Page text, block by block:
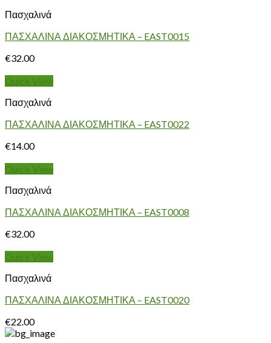
Πασχαλινά
ΠΑΣΧΑΛΙΝΑ ΔΙΑΚΟΣΜΗΤΙΚΑ – EAST0015
€32.00
Quick View
Πασχαλινά
ΠΑΣΧΑΛΙΝΑ ΔΙΑΚΟΣΜΗΤΙΚΑ – EAST0022
€14.00
Quick View
Πασχαλινά
ΠΑΣΧΑΛΙΝΑ ΔΙΑΚΟΣΜΗΤΙΚΑ – EAST0008
€32.00
Quick View
Πασχαλινά
ΠΑΣΧΑΛΙΝΑ ΔΙΑΚΟΣΜΗΤΙΚΑ – EAST0020
€22.00